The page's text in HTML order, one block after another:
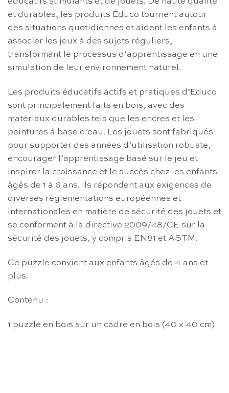
et durables, les produits Educo tournent autour
des situations quotidiennes et aident les enfants à
associer les jeux à des sujets réguliers,
transformant le processus d’apprentissage en une
simulation de leur environnement naturel.
Les produits éducatifs actifs et pratiques d’Educo
sont principalement faits en bois, avec des
matériaux durables tels que les encres et les
peintures à base d’eau. Les jouets sont fabriqués
pour supporter des années d’utilisation robuste,
encourager l’apprentissage basé sur le jeu et
inspirer la croissance et le succès chez les enfants
âgés de 1 à 6 ans. Ils répondent aux exigences de
diverses réglementations européennes et
internationales en matière de sécurité des jouets et
se conforment à la directive 2009/48/CE sur la
sécurité des jouets, y compris EN81 et ASTM.
Ce puzzle convient aux enfants âgés de 4 ans et
plus.
Contenu :
1 puzzle en bois sur un cadre en bois (40 x 40 cm)